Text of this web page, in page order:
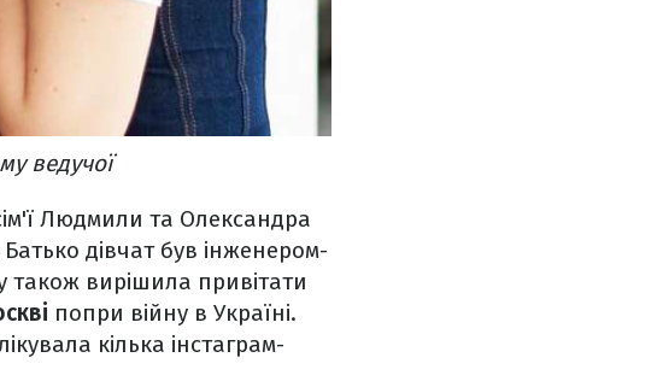
ведучої
Людмили та Олександра
Батько дівчат був інженером-
також вирішила привітати
попри війну в Україні.
кілька інстаграм-